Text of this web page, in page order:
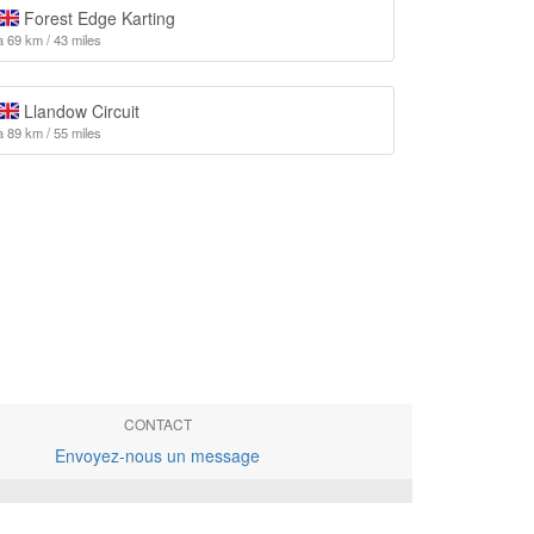
Forest Edge Karting
69 km / 43 miles
Llandow Circuit
89 km / 55 miles
CONTACT
Envoyez-nous un message